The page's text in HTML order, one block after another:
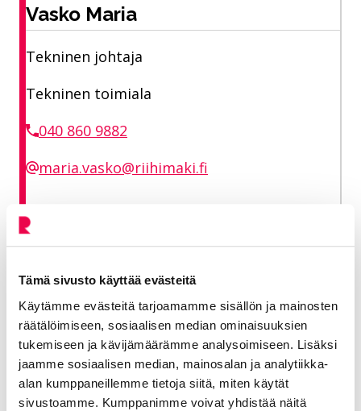
Tämä sivusto käyttää evästeitä
Käytämme evästeitä tarjoamamme sisällön ja mainosten
räätälöimiseen, sosiaalisen median ominaisuuksien
tukemiseen ja kävijämäärämme analysoimiseen. Lisäksi
jaamme sosiaalisen median, mainosalan ja analytiikka-
alan kumppaneillemme tietoja siitä, miten käytät
sivustoamme. Kumppanimme voivat yhdistää näitä
Vasko Maria
Tekninen johtaja
Tekninen toimiala
040 860 9882
maria.vasko@riihimaki.fi
Rantsi Markus
Liikuntapäällikkö
Tekninen toimiala
040 485 4605
markus.rantsi@riihimaki.fi